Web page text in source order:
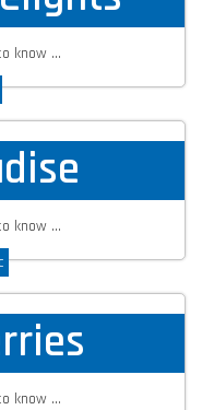
know ...
know ...
know ...